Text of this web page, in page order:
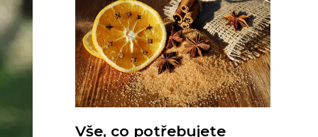
Vše, co potřebujete